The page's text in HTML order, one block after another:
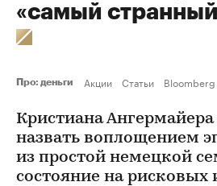
«самый
Про: деньги Акции Статьи Bloomberg
Кристиана
назвать воплощением
из простой немецкой
состояние на рисковых